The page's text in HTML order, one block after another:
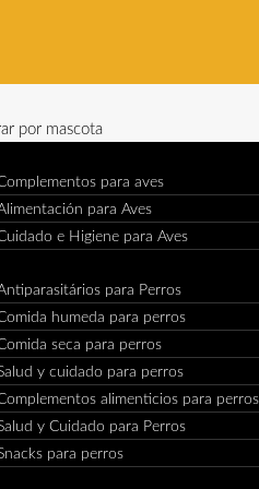
por mascota
para aves
para Aves
e Higiene para Aves
para Perros
humeda para perros
seca para perros
y cuidado para perros
alimenticios para perros
y Cuidado para Perros
para perros